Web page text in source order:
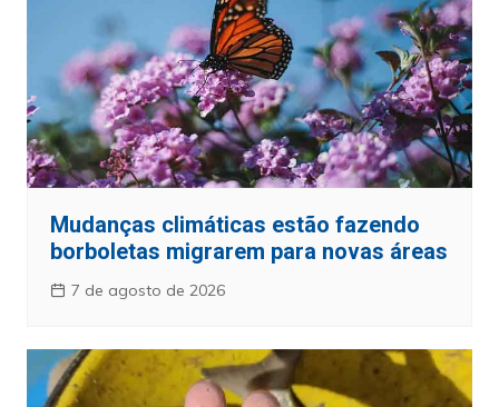
Mudanças climáticas estão fazendo
borboletas migrarem para novas áreas
7 de agosto de 2026